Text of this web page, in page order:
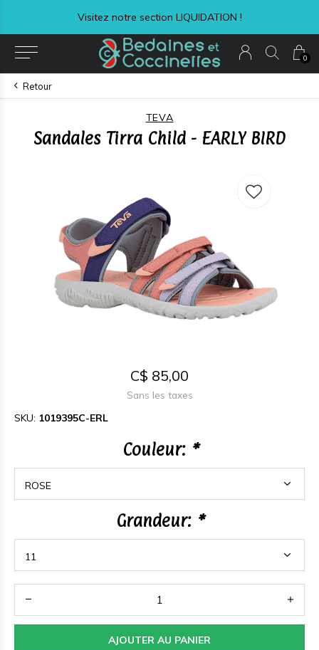
0
Visitez notre section LIQUIDATION !
Retour
TEVA
Sandales Tirra Child - EARLY BIRD
C$ 85,00
Sans les taxes
SKU: 1019395C-ERL
Couleur: *
Grandeur: *
AJOUTER AU PANIER